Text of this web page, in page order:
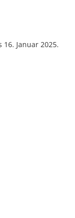
Januar 2025.